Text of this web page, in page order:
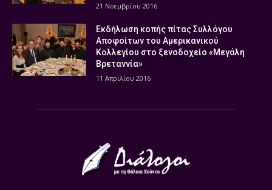
21 Νοεμβρίου 2016
Εκδήλωση κοπής πίτας Συλλόγου
Αποφοίτων του Αμερικανικού
Κολλεγίου στο ξενοδοχείο «Μεγάλη
Βρεταννία»
11 Απριλίου 2016